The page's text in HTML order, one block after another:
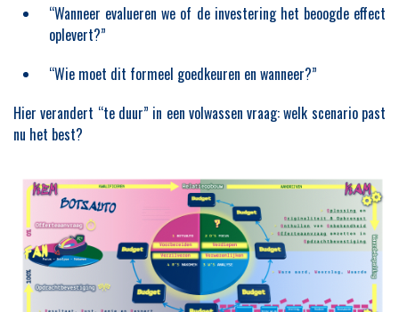
“Wanneer evalueren we of de investering het beoogde effect
oplevert?”
“Wie moet dit formeel goedkeuren en wanneer?”
Hier verandert “te duur” in een volwassen vraag:welk scenario past
nu het best?